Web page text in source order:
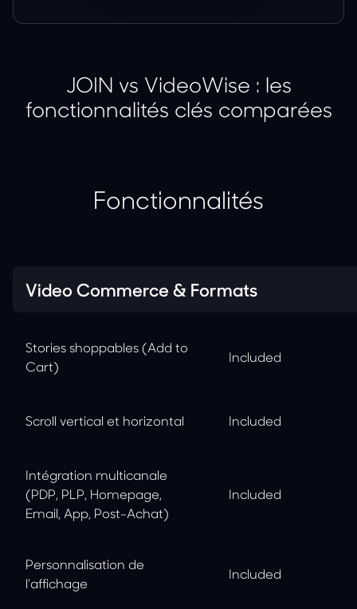
JOIN vs VideoWise : les
fonctionnalités clés comparées
Fonctionnalités
Video Commerce & Formats
Stories shoppables (Add to
Cart)
Included
Scroll vertical et horizontal Included
Intégration multicanale
(PDP, PLP, Homepage,
Email, App, Post-Achat)
Included
Personnalisation de
l'affichage
Included